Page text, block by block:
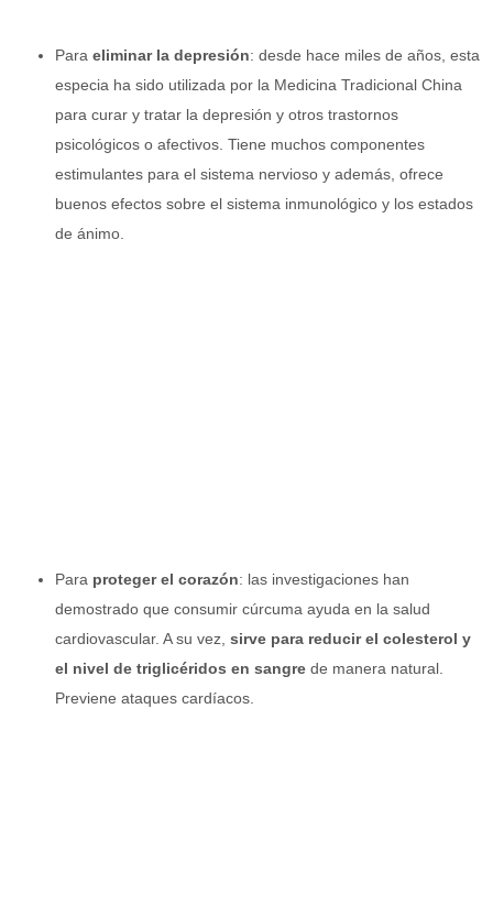
Para eliminar la depresión: desde hace miles de años, esta
especia ha sido utilizada por la Medicina Tradicional China
para curar y tratar la depresión y otros trastornos
psicológicos o afectivos. Tiene muchos componentes
estimulantes para el sistema nervioso y además, ofrece
buenos efectos sobre el sistema inmunológico y los estados
de ánimo.
Para proteger el corazón: las investigaciones han
demostrado que consumir cúrcuma ayuda en la salud
cardiovascular. A su vez, sirve para reducir el colesterol y
el nivel de triglicéridos en sangre de manera natural.
Previene ataques cardíacos.